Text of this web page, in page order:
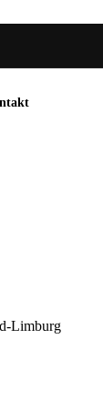
Limburg